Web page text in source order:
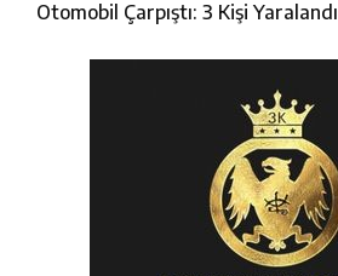
Otomobil Çarpıştı: 3 Kişi Yaralandı